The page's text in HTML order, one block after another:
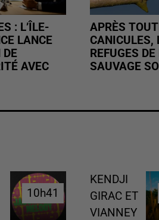
: L’ÎLE-
LANCE
DE
AVEC
APRÈS
CANICULES,
REFUGES
SAUVAGE
10h41
10h41
KENDJI
GIRAC ET
VIANNEY